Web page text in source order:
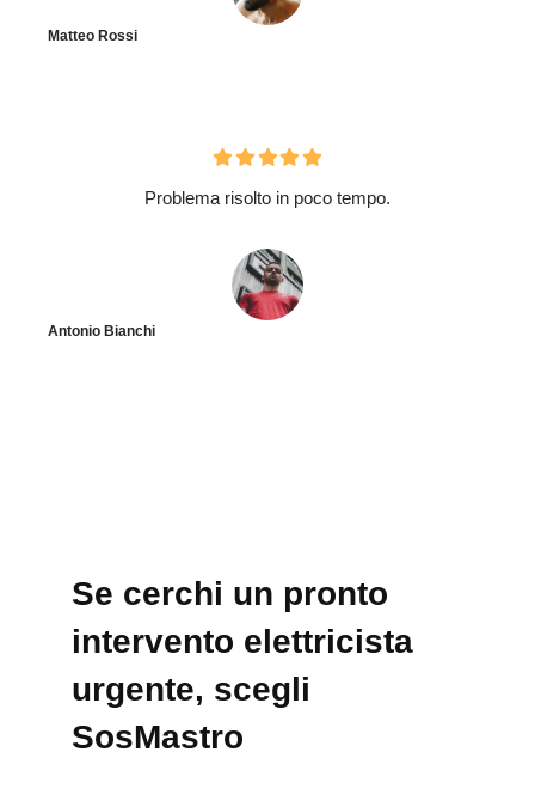
Matteo Rossi
Problema risolto in poco tempo.
Antonio Bianchi
Se cerchi un pronto
intervento elettricista
urgente, scegli
SosMastro